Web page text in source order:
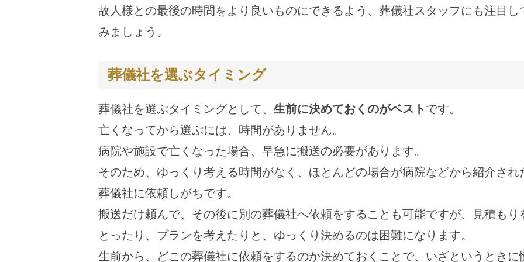
故人様との最後の時間をより良いものにできるよう、葬儀社スタッフにも注目し
みましょう。
葬儀社を選ぶタイミング
葬儀社を選ぶタイミングとして、 生前に決めておくのがベスト です。
亡くなってから選ぶには、時間がありません。
病院や施設で亡くなった場合、早急に搬送の必要があります。
そのため、ゆっくり考える時間がなく、ほとんどの場合が病院などから紹介され
葬儀社に依頼しがちです。
搬送だけ頼んで、その後に別の葬儀社へ依頼をすることも可能ですが、見積もり
とったり、プランを考えたりと、ゆっくり決めるのは困難になります。
生前から、どこの葬儀社に依頼をするのか決めておくことで、いざというときに